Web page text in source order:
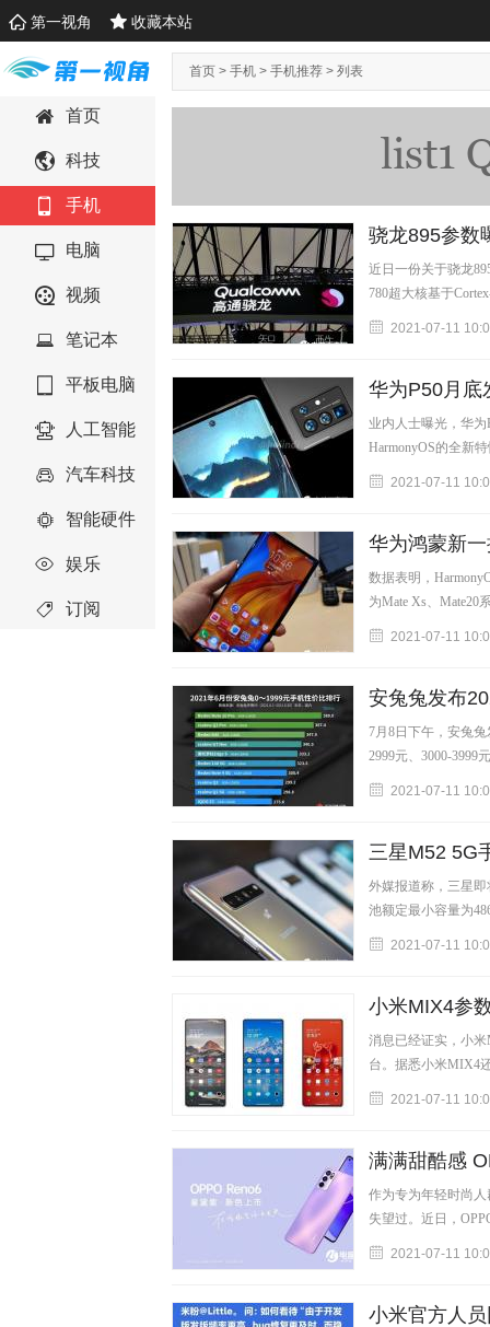
第一视角 收藏本站
首页
科技
手机
电脑
视频
笔记本
平板电脑
人工智能
汽车科技
智能硬件
娱乐
订阅
首页 > 手机 > 手机推荐 > 列表
骁龙895参数
近日一份关于骁龙
780超大核基于
2021-07-11
华为P50月底
业内人士曝光，华
HarmonyOS的全新
2021-07-11
华为鸿蒙新
数据表明，
为Mate Xs、Mate20
2021-07-11
安兔兔发布
7月8日下午，安兔
2999元、3000-3999
2021-07-11
三星M52 5G
外媒报道称，三星
池额定最小容量为
2021-07-11
小米MIX4参
消息已经证实，小
台。据悉小米MIX4
2021-07-11
满满甜酷感
作为专为年轻时尚
失望过。近日，
2021-07-11
小米官方人